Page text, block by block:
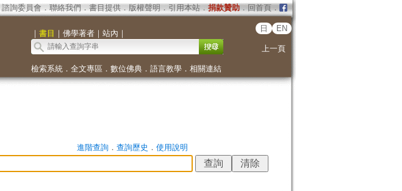
諮詢委員會． 聯絡我們 ． 書目提供． 版權聲明 ． 引用本站． 捐款贊助．回首頁．
｜ 書目 ｜ 佛學著者｜ 站內 ｜
日 EN
上一頁
檢索系統． 全文專區 ． 數位佛典． 語言教學． 相關連結
進階查詢． 查詢歷史 ． 使用說明